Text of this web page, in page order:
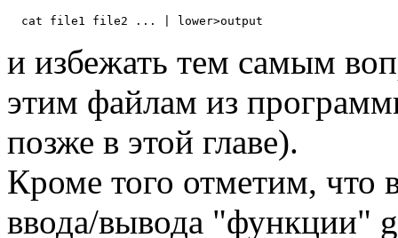
и избежать тем самым
этим файлам из
позже в этой главе).
Кроме того отметим, что
ввода/вывода "функции"